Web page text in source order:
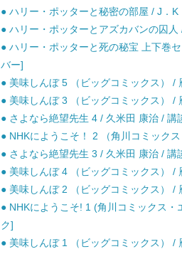
● ハリー・ポッターと秘密の部屋 / J．
● ハリー・ポッターとアズカバンの囚
● ハリー・ポッターと死の秘宝 上下巻
バー]
● 美味しんぼ 5 （ビッグコミックス） /
● 美味しんぼ 3 （ビッグコミックス） /
● さよなら絶望先生 4 / 久米田 康治 / 講
● NHKにようこそ！ 2 （角川コミック
● さよなら絶望先生 3 / 久米田 康治 / 講
● 美味しんぼ 4 （ビッグコミックス） /
● 美味しんぼ 2 （ビッグコミックス） /
● NHKにようこそ! 1 (角川コミックス
ク]
● 美味しんぼ 1 （ビッグコミックス） /